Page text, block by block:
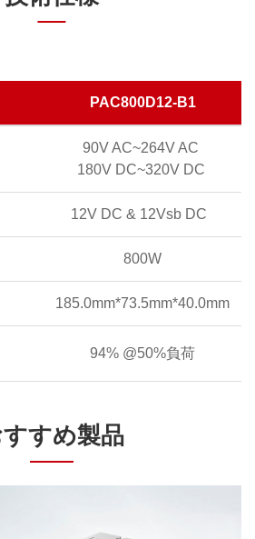
PAC800D12-B1
90V AC~264V AC
180V DC~320V DC
12V DC & 12Vsb DC
800W
185.0mm*73.5mm*40.0mm
94% @50%負荷
すめ製品